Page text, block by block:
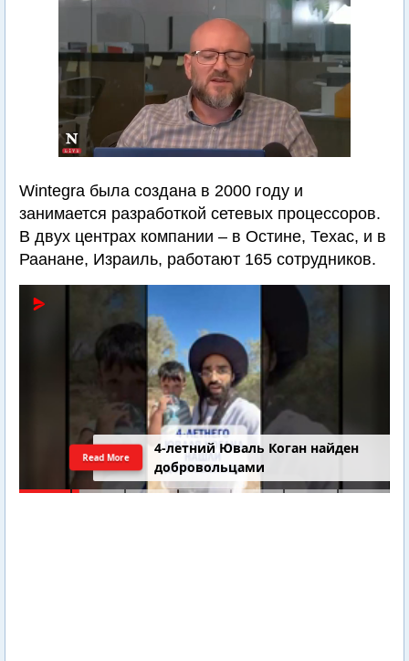
Wintegra была создана в 2000 году и
занимается разработкой сетевых процессоров.
В двух центрах компании – в Остине, Техас, и в
Раанане, Израиль, работают 165 сотрудников.
4-летний Юваль Коган найден
добровольцами
Read More